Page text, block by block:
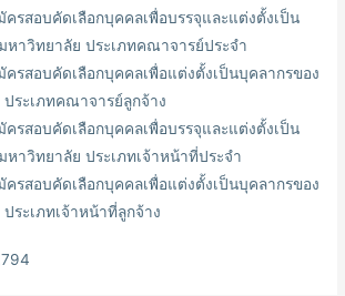
ครสอบคัดเลือกบุคคลเพื่อบรรจุและแต่งตั้งเป็น
หาวิทยาลัย ประเภทคณาจารย์ประจำ
ครสอบคัดเลือกบุคคลเพื่อแต่งตั้งเป็นบุคลากรของ
ระเภทคณาจารย์ลูกจ้าง
ครสอบคัดเลือกบุคคลเพื่อบรรจุและแต่งตั้งเป็น
หาวิทยาลัย ประเภทเจ้าหน้าที่ประจำ
ครสอบคัดเลือกบุคคลเพื่อแต่งตั้งเป็นบุคลากรของ
ระเภทเจ้าหน้าที่ลูกจ้าง